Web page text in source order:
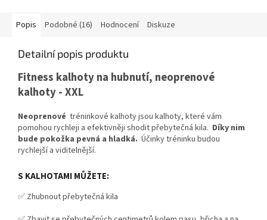
Popis Podobné (16) Hodnocení Diskuze
Detailní popis produktu
Fitness kalhoty na hubnutí, neoprenové
kalhoty - XXL
Neoprenové tréninkové kalhoty jsou kalhoty, které vám
pomohou rychleji a efektivněji shodit přebytečná kila. Díky nim
bude pokožka pevná a hladká. Účinky tréninku budou
rychlejší a viditelnější.
S KALHOTAMI MŮŽETE:
✅ Zhubnout přebytečná kila